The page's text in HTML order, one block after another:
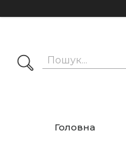
Головна